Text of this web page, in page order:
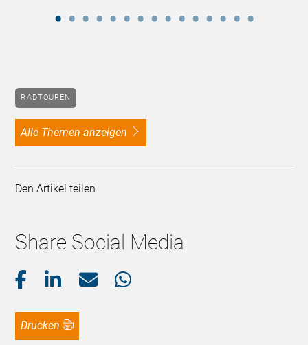
RADTOUREN
alle Themen anzeigen
Den Artikel teilen
Share Social Media
Drucken